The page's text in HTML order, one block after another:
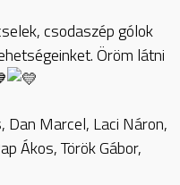
csodaszép gólok
Öröm látni
Dan Marcel, Laci Náron,
Ákos, Török Gábor,